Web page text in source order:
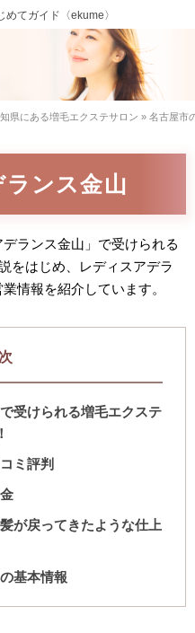
めてガイド〈ekume〉
県にある増毛エクステサロン » 名古屋市
ンス金山
ランス金山」で受けられる
をはじめ、レディスアデラ
情報を紹介しています。
受けられる増毛エクステ
ミ評判
が戻ってきたような仕上
基本情報